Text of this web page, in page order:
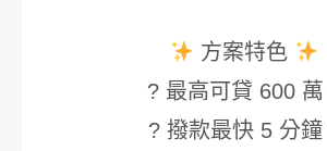
方案特色
? 最高可貸 600
? 撥款最快 5 分鐘